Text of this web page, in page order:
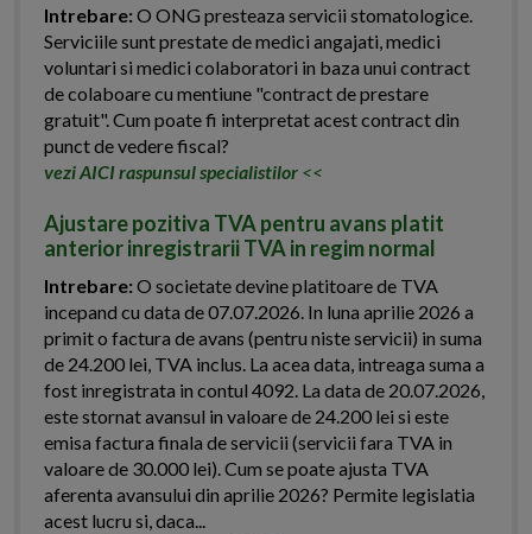
Intrebare:O ONG presteaza servicii stomatologice.
Serviciile sunt prestate de medici angajati, medici
voluntari si medici colaboratori in baza unui contract
de colaboare cu mentiune "contract de prestare
gratuit". Cum poate fi interpretat acest contract din
punct de vedere fiscal?
vezi AICI raspunsul specialistilor <<
Ajustare pozitiva TVA pentru avans platit
anterior inregistrarii TVA in regim normal
Intrebare:O societate devine platitoare de TVA
incepand cu data de 07.07.2026. In luna aprilie 2026 a
primit o factura de avans (pentru niste servicii) in suma
de 24.200 lei, TVA inclus. La acea data, intreaga suma a
fost inregistrata in contul 4092. La data de 20.07.2026,
este stornat avansul in valoare de 24.200 lei si este
emisa factura finala de servicii (servicii fara TVA in
valoare de 30.000 lei). Cum se poate ajusta TVA
aferenta avansului din aprilie 2026? Permite legislatia
acest lucru si, daca...